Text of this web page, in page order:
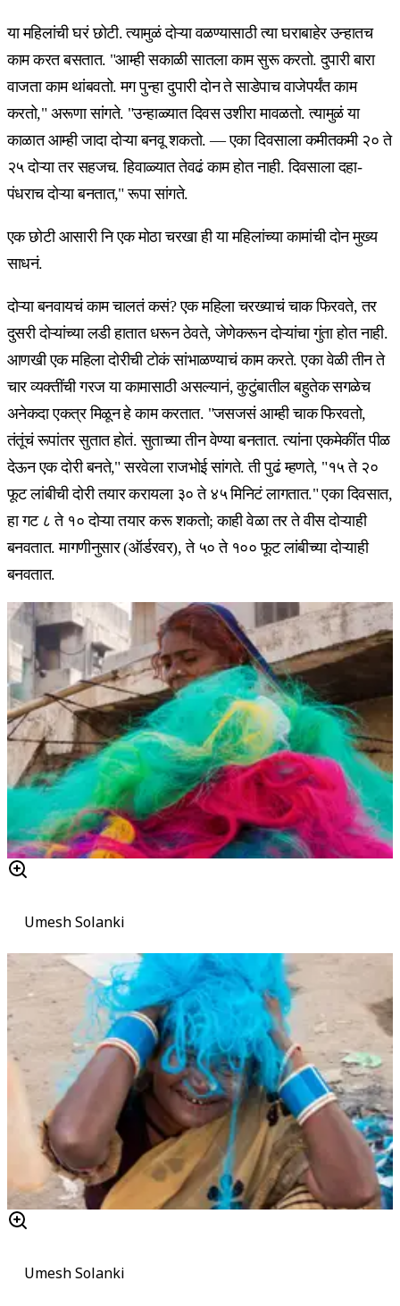
या महिलांची घरं छोटी. त्यामुळं दोऱ्या वळण्यासाठी त्या घराबाहेर उन्हातच
काम करत बसतात. "आम्ही सकाळी सातला काम सुरू करतो. दुपारी बारा
वाजता काम थांबवतो. मग पुन्हा दुपारी दोन ते साडेपाच वाजेपर्यंत काम
करतो," अरूणा सांगते. "उन्हाळ्यात दिवस उशीरा मावळतो. त्यामुळं या
काळात आम्ही जादा दोऱ्या बनवू शकतो. — एका दिवसाला कमीतकमी २० ते
२५ दोऱ्या तर सहजच. हिवाळ्यात तेवढं काम होत नाही. दिवसाला दहा-
पंधराच दोऱ्या बनतात," रूपा सांगते.
एक छोटी आसारी नि एक मोठा चरखा ही या महिलांच्या कामांची दोन मुख्य
साधनं.
दोऱ्या बनवायचं काम चालतं कसं? एक महिला चरख्याचं चाक फिरवते, तर
दुसरी दोऱ्यांच्या लडी हातात धरून ठेवते, जेणेकरून दोऱ्यांचा गुंता होत नाही.
आणखी एक महिला दोरीची टोकं सांभाळण्याचं काम करते. एका वेळी तीन ते
चार व्यक्तींची गरज या कामासाठी असल्यानं, कुटुंबातील बहुतेक सगळेच
अनेकदा एकत्र मिळून हे काम करतात. "जसजसं आम्ही चाक फिरवतो,
तंतूंचं रूपांतर सुतात होतं. सुताच्या तीन वेण्या बनतात. त्यांना एकमेकींत पीळ
देऊन एक दोरी बनते," सरवेला राजभोई सांगते. ती पुढं म्हणते, "१५ ते २०
फूट लांबीची दोरी तयार करायला ३० ते ४५ मिनिटं लागतात." एका दिवसात,
हा गट ८ ते १० दोऱ्या तयार करू शकतो; काही वेळा तर ते वीस दोऱ्याही
बनवतात. मागणीनुसार (ऑर्डरवर), ते ५० ते १०० फूट लांबीच्या दोऱ्याही
बनवतात.
Umesh Solanki
Umesh Solanki